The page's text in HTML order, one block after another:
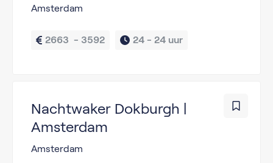
Amsterdam
2663  - 3592 24 - 24 uur
Nachtwaker Dokburgh |
Amsterdam
Amsterdam